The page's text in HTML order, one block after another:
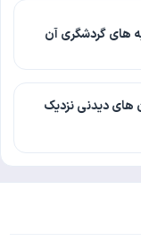
های گردشگری آن
های دیدنی نزدیک